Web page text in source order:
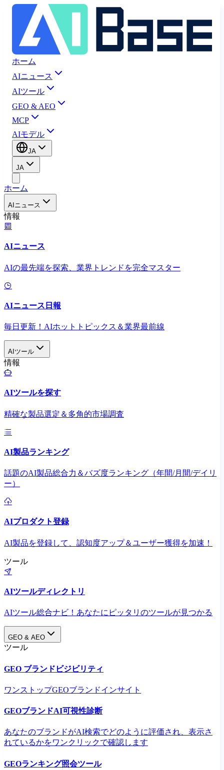
ホーム
AIニュース
AIツール
GEO & AEO
MCP
AIモデル
JA
JA
ホーム
AIニュース
情報
AIニュース
AIの最先端を探索、業界トレンドを完全マスター
AIニュース日報
毎日更新！AIホットトピックス＆業界最前線
AIツール
情報
AIツールを探す
精確な製品選定＆多角的市場調査
AI製品ランキング
話題のAI製品総合力＆バズ度ランキング（年間/月間/デイリ
ー）
AIプロダクト登録
AI製品を登録して、認知度アップ＆ユーザー獲得を加速！
ツール
AIツールディレクトリ
AIツール総合ナビ！あなたにピッタリのツールが見つかる
GEO & AEO
ツール
GEO ブランドビジビリティ
ワンストップGEOブランドインサイト
GEOブランドAI可視性診断
あなたのブランドがAI検索でどのように評価され、表示さ
れているかをワンクリックで確認します
GEOランキング照会ツール